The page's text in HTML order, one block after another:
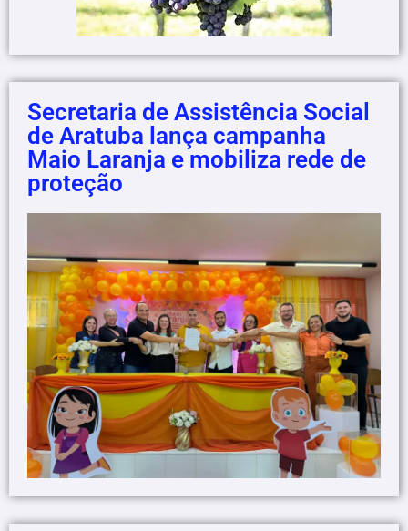
Secretaria de Assistência Social
de Aratuba lança campanha
Maio Laranja e mobiliza rede de
proteção